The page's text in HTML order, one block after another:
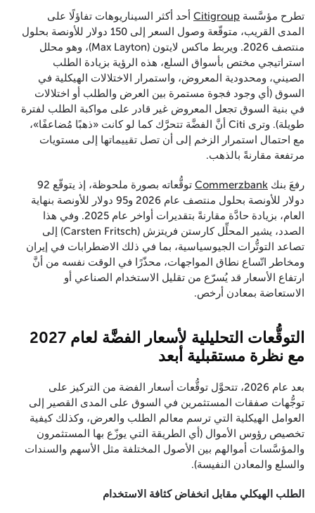
تطرح مؤسَّسة Citigroup أحد أكثر السيناريوهات تفاؤلًا على
المدى القريب، متوقّعة وصول السعر إلى 150 دولار للأونصة بحلول
منتصف 2026. ويربط ماكس لايتون (Max Layton)، وهو محلل
استراتيجي مختص بأسواق السلع، هذه الرؤية بزيادة الطلب
الصيني، ومحدودية المعروض، واستمرار الاختلالات الهيكلية في
السوق (أي وجود فجوة مستمرة بين العرض والطلب أو اختلالات
في بنية السوق تجعل المعروض غير قادر على مواكبة الطلب لفترة
طويلة). وترى Citi أنَّ الفضَّة تتحرَّك كما لو كانت «ذهبًا مُضاعفًا»،
مع احتمال استمرار الزخم إلى أن تصل تقييماتها إلى مستويات
مرتفعة مقارنةً بالذهب.
رفعَ بنك Commerzbank
توقُّعاته بصورة ملحوظة، إذ يتوقّع 92
دولار للأونصة بحلول منتصف عام 2026 و95 دولار للأونصة بنهاية
العام، بزيادة حادَّة مقارنةً بتقديرات أواخر عام 2025. وفي هذا
الصدد، يشير المحلِّل كارستن فريتزش (Carsten Fritsch) إلى
تصاعد التوتُّرات الجيوسياسية، بما في ذلك الاضطرابات في إيران
ومخاطر اتّساع نطاق المواجهات، محذّرًا في الوقت نفسه من أنَّ
ارتفاع الأسعار قد يُسرّع من تقليل الاستخدام الصناعي أو
الاستعاضة بمعادن أرخص.
التوقُّعات التحليلية لأسعار الفضَّة لعام 2027
مع نظرة مستقبلية أبعد
بعد عام 2026، تتحوَّل توقُّعات أسعار الفضة من التركيز على
توجُّهات صفقات المستثمرين في السوق على المدى القصير إلى
العوامل الهيكلية التي ترسم معالم الطلب والعرض، وكذلك كيفية
تخصيص رؤوس الأموال (أي الطريقة التي يوزّع بها المستثمرون
والمؤسَّسات أموالهم بين الأصول المختلفة مثل الأسهم والسندات
والسلع والمعادن النفيسة).
الطلب الهيكلي مقابل انخفاض كثافة الاستخدام